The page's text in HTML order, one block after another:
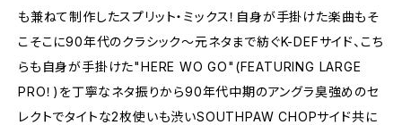
も兼ねて制作したスプリット・ミックス！自身が手掛けた楽曲もそ
こそこに90年代のクラシック〜元ネタまで紡ぐK-DEFサイド、こち
らも自身が手掛けた"HERE WO GO"(FEATURING LARGE
PRO！)を丁寧なネタ振りから90年代中期のアングラ臭強めのセ
レクトでタイトな2枚使いも渋いSOUTHPAW CHOPサイド共に